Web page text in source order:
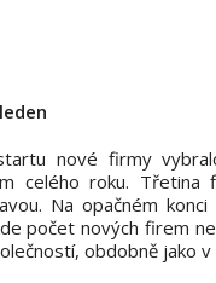
nové firmy
celého roku.
Na opačném
počet nových firem
obdobně jako